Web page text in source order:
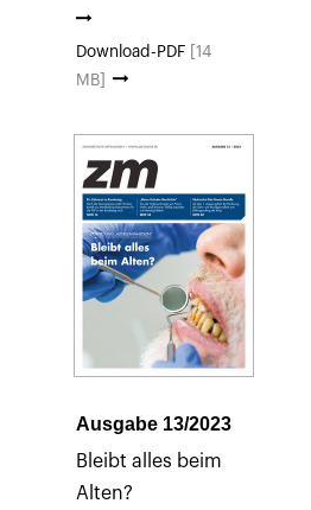
Download-PDF
[14
MB]
Ausgabe 13/2023
Bleibt alles beim
Alten?